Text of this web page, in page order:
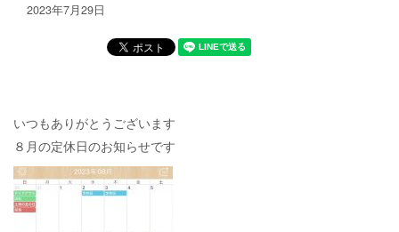
2023年7月29日
いつもありがとうございます
８月の定休日のお知らせです